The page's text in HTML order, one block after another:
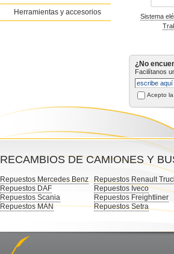
Herramientas y accesorios
Sistema
¿No
Facilítanos
Acepto la
RECAMBIOS DE CAMIONES Y
Repuestos Mercedes Benz
Repuestos DAF
Repuestos Scania
Repuestos MAN
Repuestos Renault
Repuestos Iveco
Repuestos Freightliner
Repuestos Setra